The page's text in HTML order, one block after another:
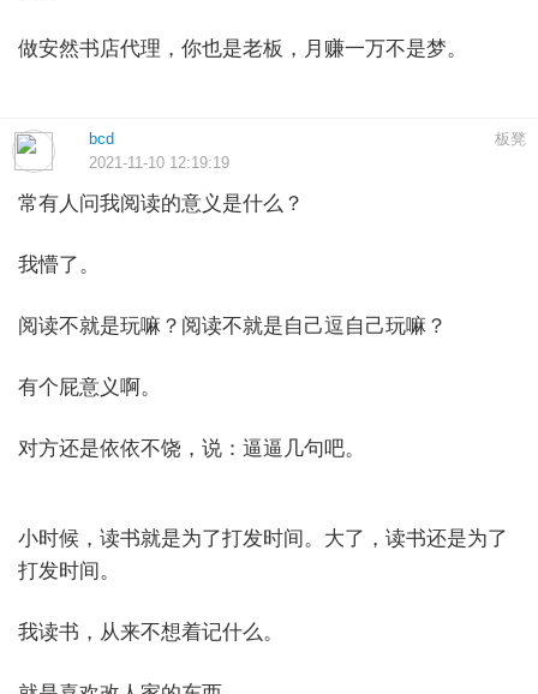
做安然书店代理，你也是老板，月赚一万不是梦。
板凳
bcd
2021-11-10 12:19:19
常有人问我阅读的意义是什么？
我懵了。
阅读不就是玩嘛？阅读不就是自己逗自己玩嘛？
有个屁意义啊。
对方还是依依不饶，说：逼逼几句吧。
小时候，读书就是为了打发时间。大了，读书还是为了
打发时间。
我读书，从来不想着记什么。